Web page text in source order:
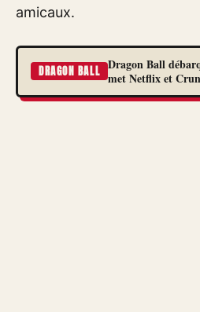
amicaux.
DRAGON BALL Dragon Ball
met Netflix et